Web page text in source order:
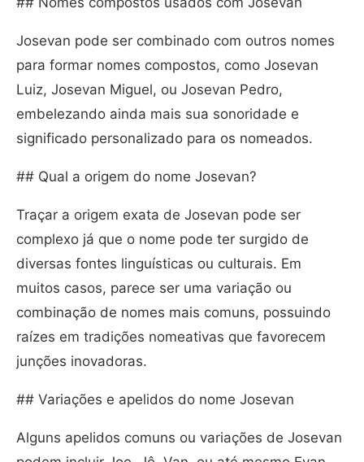
Josevan pode ser combinado com outros nomes
para formar nomes compostos, como Josevan
Luiz, Josevan Miguel, ou Josevan Pedro,
embelezando ainda mais sua sonoridade e
significado personalizado para os nomeados.
## Qual a origem do nome Josevan?
Traçar a origem exata de Josevan pode ser
complexo já que o nome pode ter surgido de
diversas fontes linguísticas ou culturais. Em
muitos casos, parece ser uma variação ou
combinação de nomes mais comuns, possuindo
raízes em tradições nomeativas que favorecem
junções inovadoras.
## Variações e apelidos do nome Josevan
Alguns apelidos comuns ou variações de Josevan